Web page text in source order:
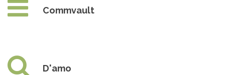
Commvault
D'amo